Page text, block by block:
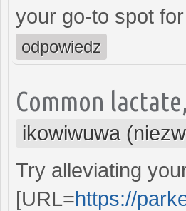
your go-to spot
odpowiedz
Common
ikowiwuwa
Try alleviating
[URL=https://